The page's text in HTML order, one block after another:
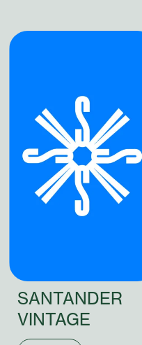
SANTANDER
VINTAGE